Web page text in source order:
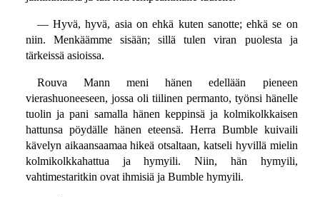
— Hyvä, hyvä, asia on ehkä kuten sanotte; ehkä se on
niin. Menkäämme sisään; sillä tulen viran puolesta ja
tärkeissä asioissa.
Rouva Mann meni hänen edellään pieneen
vierashuoneeseen, jossa oli tiilinen permanto, työnsi hänelle
tuolin ja pani samalla hänen keppinsä ja kolmikolkkaisen
hattunsa pöydälle hänen eteensä. Herra Bumble kuivaili
kävelyn aikaansaamaa hikeä otsaltaan, katseli hyvillä mielin
kolmikolkkahattua ja hymyili. Niin, hän hymyili,
vahtimestaritkin ovat ihmisiä ja Bumble hymyili.